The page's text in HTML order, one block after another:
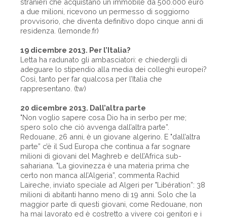
stranieri che acquistano un immobile da 500.000 euro
a due milioni, ricevono un permesso di soggiorno
provvisorio, che diventa definitivo dopo cinque anni di
residenza. (lemonde.fr)
19 dicembre 2013. Per l’Italia?
Letta ha radunato gli ambasciatori: e chiedergli di
adeguare lo stipendio alla media dei colleghi europei?
Così, tanto per far qualcosa per l’Italia che
rappresentano. (tw)
20 dicembre 2013. Dall’altra parte
"Non voglio sapere cosa Dio ha in serbo per me;
spero solo che ciò avvenga dall’altra parte”.
Redouane, 26 anni, è un giovane algerino. E "dall’altra
parte” c’è il Sud Europa che continua a far sognare
milioni di giovani del Maghreb e dell’Africa sub-
sahariana. "La giovinezza è una materia prima che
certo non manca all’Algeria”, commenta Rachid
Laireche, inviato speciale ad Algeri per "Libération”: 38
milioni di abitanti hanno meno di 19 anni. Solo che la
maggior parte di questi giovani, come Redouane, non
ha mai lavorato ed è costretto a vivere coi genitori e i